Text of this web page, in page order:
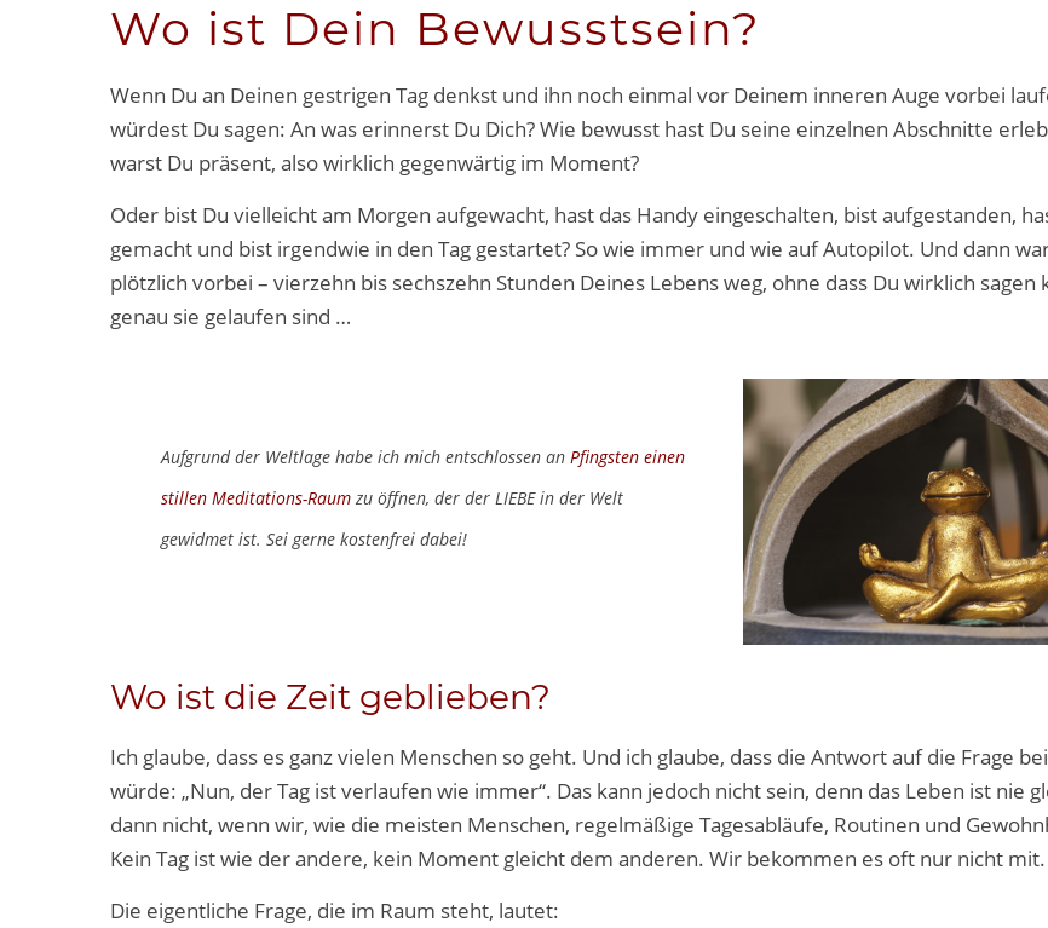
Wo ist Dein Bewusstsein?
Wenn Du an Deinen gestrigen Tag denkst und ihn noch einmal vor Deinem inneren Auge vorbei
würdest Du sagen: An was erinnerst Du Dich? Wie bewusst hast Du seine einzelnen Abschnitte
warst Du präsent, also wirklich gegenwärtig im Moment?
Oder bist Du vielleicht am Morgen aufgewacht, hast das Handy eingeschalten, bist aufgestanden,
gemacht und bist irgendwie in den Tag gestartet? So wie immer und wie auf Autopilot. Und dann
plötzlich vorbei – vierzehn bis sechszehn Stunden Deines Lebens weg, ohne dass Du wirklich sagen
genau sie gelaufen sind …
Aufgrund der Weltlage habe ich mich entschlossen an Pfingsten einen
stillen Meditations-Raumzu öffnen, der der LIEBE in der Welt
gewidmet ist. Sei gerne kostenfrei dabei!
Wo ist die Zeit geblieben?
Ich glaube, dass es ganz vielen Menschen so geht. Und ich glaube, dass die Antwort auf die Frage
würde: „Nun, der Tag ist verlaufen wie immer“. Das kann jedoch nicht sein, denn das Leben ist nie
dann nicht, wenn wir, wie die meisten Menschen, regelmäßige Tagesabläufe, Routinen und
Kein Tag ist wie der andere, kein Moment gleicht dem anderen. Wir bekommen es oft nur nicht mit.
Die eigentliche Frage, die im Raum steht, lautet: